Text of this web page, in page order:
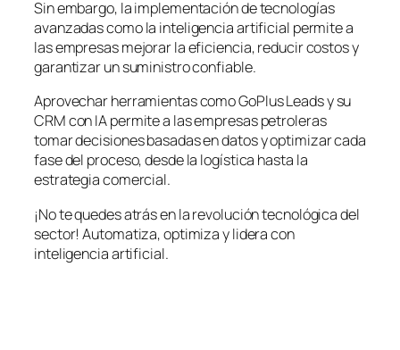
Sin embargo, la implementación de tecnologías
avanzadas como la inteligencia artificial permite a
las empresas mejorar la eficiencia, reducir costos y
garantizar un suministro confiable.
Aprovechar herramientas como GoPlus Leads y su
CRM con IA permite a las empresas petroleras
tomar decisiones basadas en datos y optimizar cada
fase del proceso, desde la logística hasta la
estrategia comercial.
¡No te quedes atrás en la revolución tecnológica del
sector! Automatiza, optimiza y lidera con
inteligencia artificial.